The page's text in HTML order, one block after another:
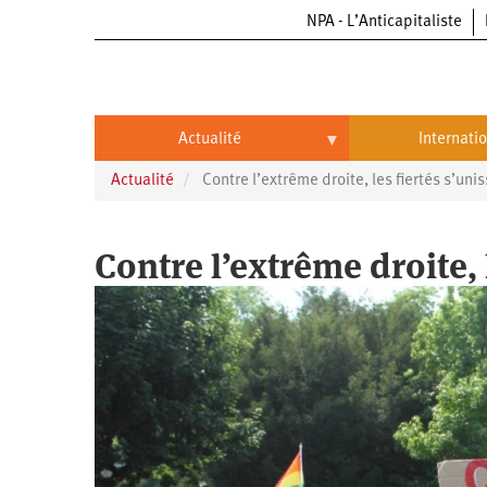
NPA - L’Anticapitaliste
Actualité
Actualité
Entreprises
Entreprises
Automobile
Aéronautique
Commerce
Oppressions
Oppressions
Antiracisme
Féminisme
Économie
Écologie
Éducation
International
Chine
États-
Unis
Continents
Continents
Afrique
Actualité Contre l’extrême droite, les fiertés
Contre l’extrême